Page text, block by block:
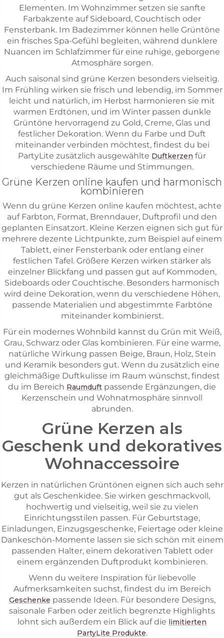
Elementen. Im Wohnzimmer setzen sie sanfte
Farbakzente auf Sideboard, Couchtisch oder
Fensterbank. Im Badezimmer können helle Grüntöne
ein frisches Spa-Gefühl begleiten, während dunklere
Nuancen im Schlafzimmer für eine ruhige, geborgene
Atmosphäre sorgen.
Auch saisonal sind grüne Kerzen besonders vielseitig.
Im Frühling wirken sie frisch und lebendig, im Sommer
leicht und natürlich, im Herbst harmonieren sie mit
warmen Erdtönen, und im Winter passen dunkle
Grüntöne hervorragend zu Gold, Creme, Glas und
festlicher Dekoration. Wenn du Farbe und Duft
miteinander verbinden möchtest, findest du bei
PartyLite zusätzlich ausgewählte Duftkerzen für
verschiedene Räume und Stimmungen.
Grüne Kerzen online kaufen und harmonisch
kombinieren
Wenn du grüne Kerzen online kaufen möchtest, achte
auf Farbton, Format, Brenndauer, Duftprofil und den
geplanten Einsatzort. Kleine Kerzen eignen sich gut für
mehrere dezente Lichtpunkte, zum Beispiel auf einem
Tablett, einer Fensterbank oder entlang einer
festlichen Tafel. Größere Kerzen wirken stärker als
einzelner Blickfang und passen gut auf Kommoden,
Sideboards oder Couchtische. Besonders harmonisch
wird deine Dekoration, wenn du verschiedene Höhen,
passende Materialien und abgestimmte Farbtöne
miteinander kombinierst.
Für ein modernes Wohnbild kannst du Grün mit Weiß,
Grau, Schwarz oder Glas kombinieren. Für eine warme,
natürliche Wirkung passen Beige, Braun, Holz, Stein
und Keramik besonders gut. Wenn du zusätzlich eine
gleichmäßige Duftkulisse im Raum wünschst, findest
du im Bereich Raumduft passende Ergänzungen, die
Kerzenschein und Wohnatmosphäre sinnvoll
abrunden.
Grüne Kerzen als
Geschenk und dekoratives
Wohnaccessoire
Kerzen in natürlichen Grüntönen eignen sich auch sehr
gut als Geschenkidee. Sie wirken geschmackvoll,
hochwertig und vielseitig, weil sie zu vielen
Einrichtungsstilen passen. Für Geburtstage,
Einladungen, Einzugsgeschenke, Feiertage oder kleine
Dankeschön-Momente lassen sie sich schön mit einem
passenden Halter, einem dekorativen Tablett oder
einem ergänzenden Duftprodukt kombinieren.
Wenn du weitere Inspiration für liebevolle
Aufmerksamkeiten suchst, findest du im Bereich
Geschenke passende Ideen. Für besondere Designs,
saisonale Farben oder zeitlich begrenzte Highlights
lohnt sich außerdem ein Blick auf die limitierten
PartyLite Produkte.